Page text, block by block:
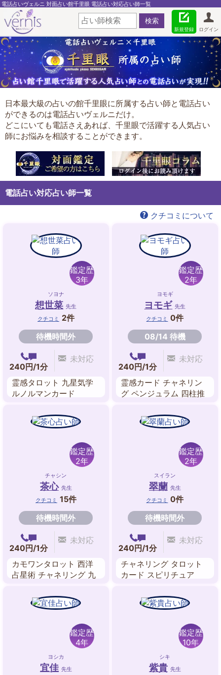
電話占いヴェルニ 対面占い館千里眼 電話占い対応占い師一覧
ログイン
新規登録
日本最大級の占いの館千里眼に所属する占い師と電話占い
ができるのは電話占いヴェルニだけ。
どこにいても電話さえあれば、千里眼で活躍する人気占い
師にお悩みを相談することができます。
電話占い対応占い師一覧
クチコミについて
鑑定歴
3年
ソヨナ
想世菜 先生
クチコミ
2件
待機時間外
240円/1分
未対応
霊感タロット 九星気学
ルノルマンカード
鑑定歴
2年
ヨモギ
ヨモギ 先生
クチコミ
0件
08/14 待機
240円/1分
未対応
霊感カード チャネリン
グ ペンジュラム 四柱推
リング
鑑定歴
2年
チャシン
茶心 先生
クチコミ 15件
待機時間外
240円/1分
未対応
カモワンタロット 西洋
占星術 チャネリング 九
ストロダイス 夢占い 波
動修正
鑑定歴
2年
スイラン
翠蘭 先生
クチコミ
0件
待機時間外
240円/1分
未対応
チャネリング タロット
カード スピリチュア
鑑定歴
4年
ヨシカ
宜佳 先生
鑑定歴
10年
シキ
紫貴 先生